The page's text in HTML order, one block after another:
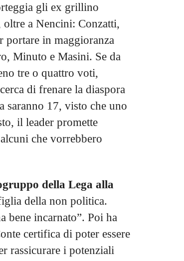
gli ex grillino
a Nencini: Conzatti,
portare in maggioranza
Minuto e Masini. Se da
tre o quattro voti,
di frenare la diaspora
saranno 17, visto che uno
il leader promette
che vorrebbero
della Lega alla
della non politica.
bene incarnato”. Poi ha
certifica di poter essere
rassicurare i potenziali